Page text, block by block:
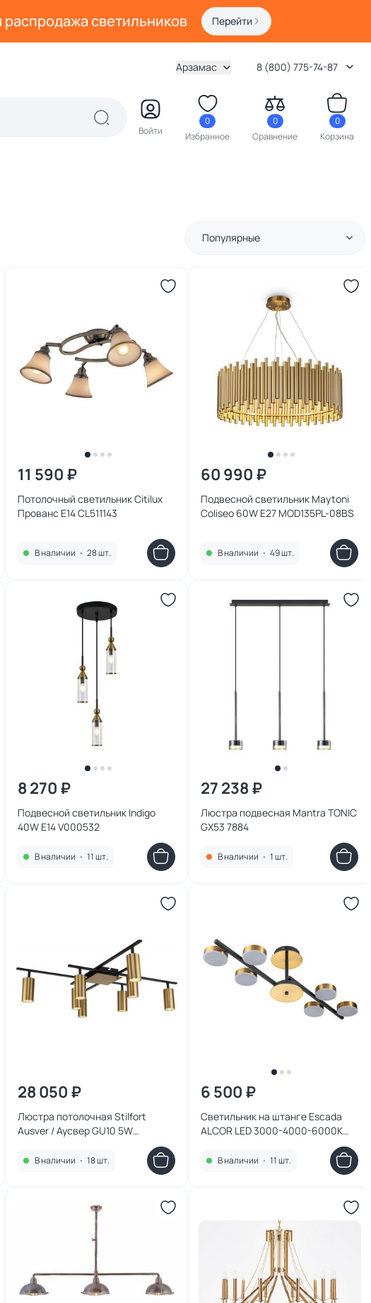
распродажа светильников Перейти
Арзамас 8 (800) 775-74-87
Войти
0
Избранное
0
Сравнение
0
Корзина
Популярные
11 590 ₽
Потолочный светильник Citilux
Прованс E14 CL511143
В наличии • 28 шт.
60 990 ₽
Подвесной светильник Maytoni
Coliseo 60W E27 MOD135PL-08BS
В наличии • 49 шт.
8 270 ₽
Подвесной светильник Indigo
40W E14 V000532
В наличии • 11 шт.
27 238 ₽
Люстра подвеcная Mantra TONIC
GX53 7884
В наличии • 1 шт.
28 050 ₽
Люстра потолочная Stilfort
Ausver / Аусвер GU10 5W
В наличии • 18 шт.
6 500 ₽
Светильник на штанге Escada
ALCOR LED 3000-4000-6000К
(теплый,белый,холодный) 95W
10266/6LED
В наличии • 11 шт.